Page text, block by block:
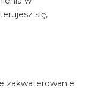
się,
zakwaterowanie